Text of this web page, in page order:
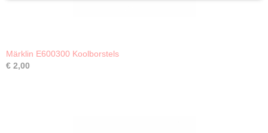
Märklin E600300 Koolborstels
€ 2,00